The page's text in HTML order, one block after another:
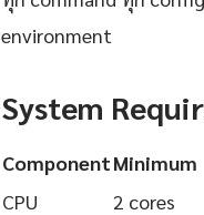
environment
System
ComponentMinimum
CPU
2 cores